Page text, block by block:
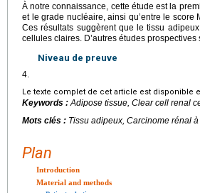
À notre connaissance, cette étude est la
et le grade nucléaire, ainsi qu’entre le
Ces résultats suggèrent que le tissu
cellules claires. D’autres études
Niveau de preuve
4.
Le texte complet de cet article est disponible
Keywords :Adipose tissue, Clear cell renal
Mots clés : Tissu adipeux, Carcinome rénal
Plan
Introduction
Material and methods